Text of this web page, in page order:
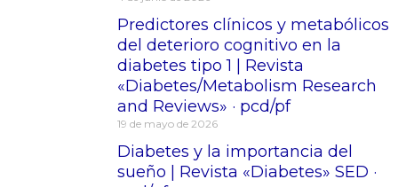
Predictores clínicos y metabólicos
del deterioro cognitivo en la
diabetes tipo 1 | Revista
«Diabetes/Metabolism Research
and Reviews» · pcd/pf
19 de mayo de 2026
Diabetes y la importancia del
sueño | Revista «Diabetes» SED ·